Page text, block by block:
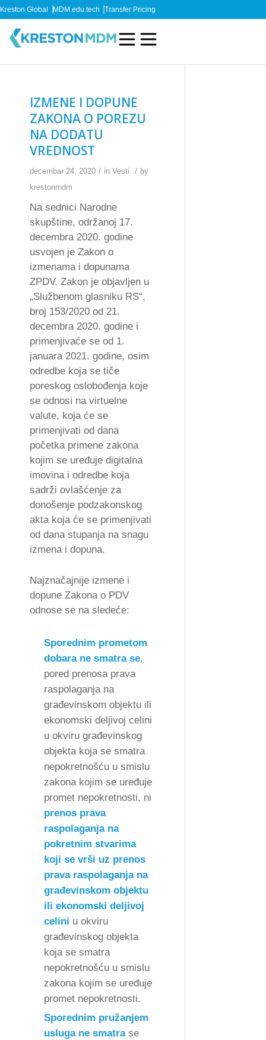
Kreston Global MDM.edu.tech Transfer Pricing
IZMENE I DOPUNE
ZAKONA O POREZU
NA DODATU
VREDNOST
decembar 24, 2020 / in Vesti / by
krestonmdm
Na sednici Narodne
skupštine, održanoj 17.
decembra 2020. godine
usvojen je Zakon o
izmenama i dopunama
ZPDV. Zakon je objavljen u
„Službenom glasniku RS“,
broj 153/2020 od 21.
decembra 2020. godine i
primenjivaće se od 1.
januara 2021. godine, osim
odredbe koja se tiče
poreskog oslobođenja koje
se odnosi na virtuelne
valute, koja će se
primenjivati od dana
početka primene zakona
kojim se uređuje digitalna
imovina i odredbe koja
sadrži ovlašćenje za
donošenje podzakonskog
akta koja će se primenjivati
od dana stupanja na snagu
izmena i dopuna.
Najznačajnije izmene i
dopune Zakona o PDV
odnose se na sledeće:
Sporednim prometom
dobara ne smatra se,
pored prenosa prava
raspolaganja na
građevinskom objektu ili
ekonomski deljivoj celini
u okviru građevinskog
objekta koja se smatra
nepokretnošću u smislu
zakona kojim se uređuje
promet nepokretnosti, ni
prenos prava
raspolaganja na
pokretnim stvarima
koji se vrši uz prenos
prava raspolaganja na
građevinskom objektu
ili ekonomski deljivoj
celini u okviru
građevinskog objekta
koja se smatra
nepokretnošću u smislu
zakona kojim se uređuje
promet nepokretnosti.
Sporednim pružanjem
usluga ne smatrase